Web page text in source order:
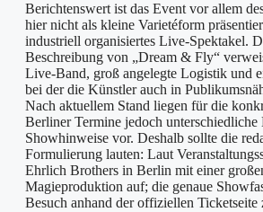
Berichtenswert ist das Event vor allem
hier nicht als kleine Varietéform
industriell organisiertes Live-Spektakel.
Beschreibung von „Dream & Fly“
Live-Band, groß angelegte Logistik und
bei der die Künstler auch in
Nach aktuellem Stand liegen für die
Berliner Termine jedoch unterschiedliche
Showhinweise vor. Deshalb sollte die
Formulierung lauten: Laut
Ehrlich Brothers in Berlin mit einer
Magieproduktion auf; die genaue
Besuch anhand der offiziellen Ticketseite